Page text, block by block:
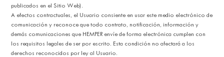
publicados en el Sitio Web).
A efectos contractuales, el Usuario consiente en usar este medio electrónico de
comunicación y reconoce que todo contrato, notificación, información y
demás comunicaciones que HEMPER envíe de forma electrónica cumplen con
los requisitos legales de ser por escrito. Esta condición no afectará a los
derechos reconocidos por ley al Usuario.